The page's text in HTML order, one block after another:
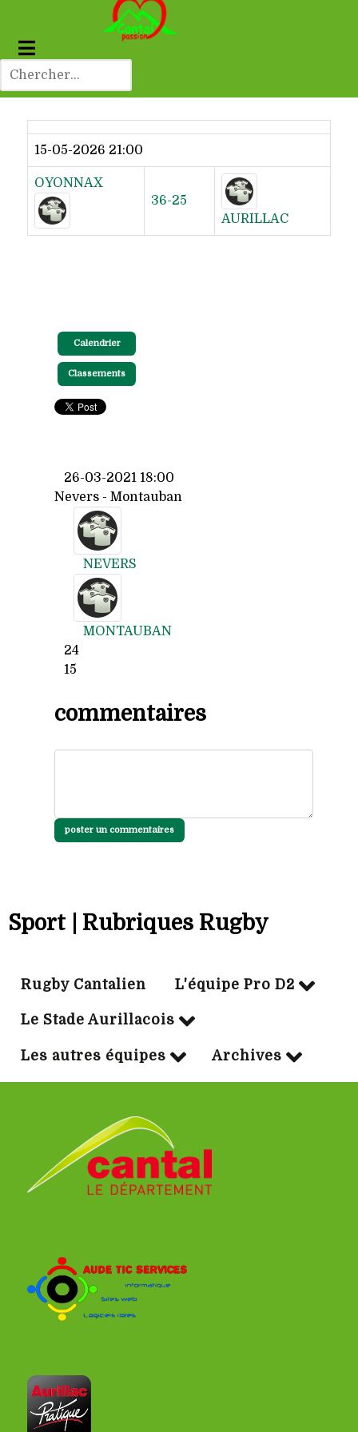
Dernier résultat
15-05-2026 21:00
OYONNAX
36-25
AURILLAC
Calendrier
Classements
26-03-2021 18:00
Nevers - Montauban
NEVERS
MONTAUBAN
24
15
commentaires
poster un commentaires
Sport | Rubriques Rugby
Rugby Cantalien L'équipe Pro D2
Le Stade Aurillacois
Les autres équipes Archives